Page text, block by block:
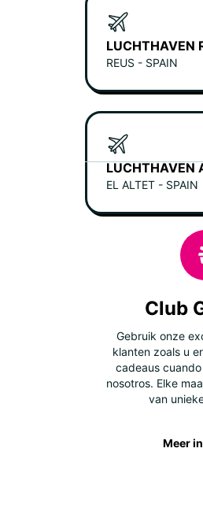
LUCHTHAVEN
REUS - SPAIN
LUCHTHAVEN
EL ALTET - SPAIN
Club
Gebruik onze
klanten zoals u
cadeaus
nosotros. Elke
van
Meer